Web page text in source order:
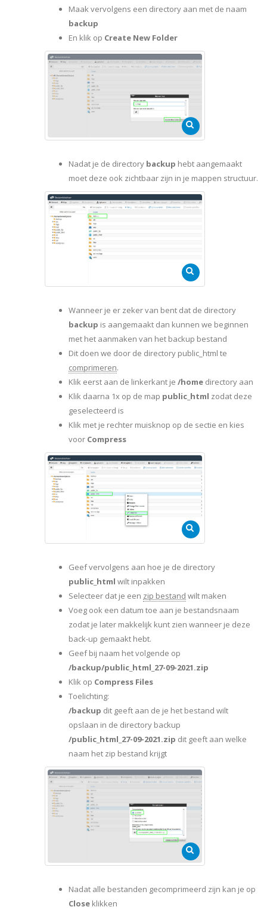
Maak vervolgens een directory aan met de naam
backup
En klik op Create New Folder
Nadat je de directory backup hebt aangemaakt
moet deze ook zichtbaar zijn in je mappen structuur.
Wanneer je er zeker van bent dat de directory
backup is aangemaakt dan kunnen we beginnen
met het aanmaken van het backup bestand
Dit doen we door de directory public_html te
comprimeren.
Klik eerst aan de linkerkant je /home directory aan
Klik daarna 1x op de map public_html zodat deze
geselecteerd is
Klik met je rechter muisknop op de sectie en kies
voor Compress
Geef vervolgens aan hoe je de directory
public_html wilt inpakken
Selecteer dat je een zip bestand wilt maken
Voeg ook een datum toe aan je bestandsnaam
zodat je later makkelijk kunt zien wanneer je deze
back-up gemaakt hebt.
Geef bij naam het volgende op
/backup/public_html_27-09-2021.zip
Klik op Compress Files
Toelichting:
/backup dit geeft aan de je het bestand wilt
opslaan in de directory backup
/public_html_27-09-2021.zip dit geeft aan welke
naam het zip bestand krijgt
Nadat alle bestanden gecomprimeerd zijn kan je op
Close klikken